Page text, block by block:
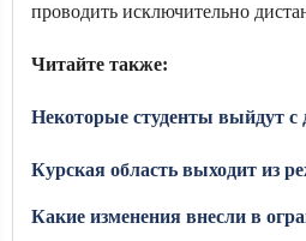
проводить исключительно
Читайте также:
Некоторые студенты выйдут с
Курская область выходит из
Какие изменения внесли в